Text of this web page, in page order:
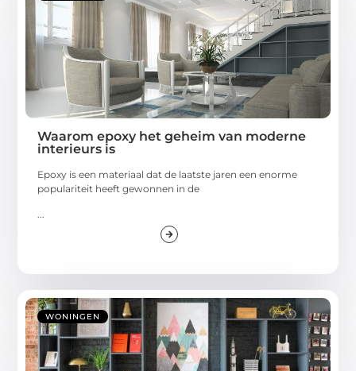
Waarom epoxy het geheim van moderne
interieurs is
Epoxy is een materiaal dat de laatste jaren een enorme
populariteit heeft gewonnen in de
...
WONINGEN